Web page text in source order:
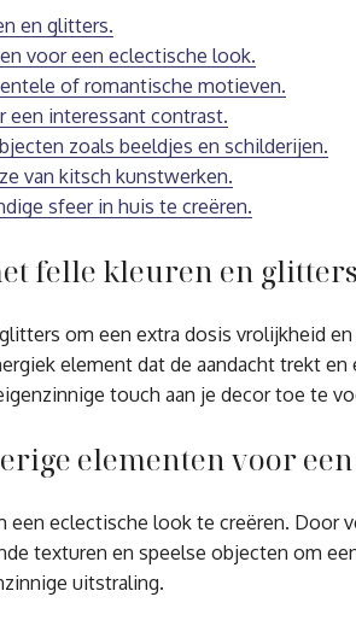
en glitters.
voor een eclectische look.
of romantische motieven.
een interessant contrast.
zoals beeldjes en schilderijen.
van kitsch kunstwerken.
sfeer in huis te creëren.
felle kleuren en
om een extra dosis vrolijkheid
element dat de aandacht trekt
touch aan je decor toe te
elementen voor
eclectische look te creëren.
texturen en speelse objecten om
uitstraling.